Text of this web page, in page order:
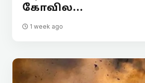
கோவில...
1 week ago